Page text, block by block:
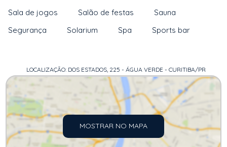
Sala de jogos
Salão de festas
Sauna
Segurança
Solarium Spa Sports bar
LOCALIZAÇÃO: DOS ESTADOS, 225 - ÁGUA VERDE - CURITIBA/PR
MOSTRAR NO MAPA